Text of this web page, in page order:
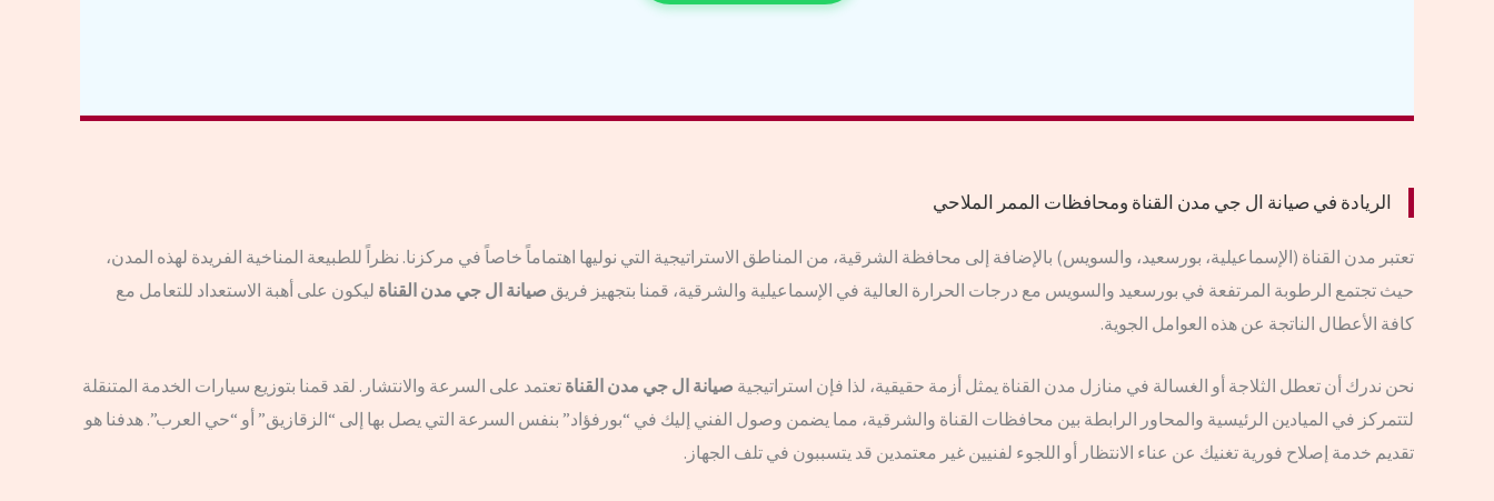
الريادة في صيانة ال جي مدن القناة ومحافظات الممر الملاحي
تعتبر مدن القناة (الإسماعيلية، بورسعيد، والسويس) بالإضافة إلى محافظة الشرقية، من المناطق الاستراتيجية التي نوليها اهتماماً خاصاً في مركزنا. نظراً للطبيعة المناخية الفريدة لهذه المدن،
حيث تجتمع الرطوبة المرتفعة في بورسعيد والسويس مع درجات الحرارة العالية في الإسماعيلية والشرقية، قمنا بتجهيز فريق صيانة ال جي مدن القناة ليكون على أهبة الاستعداد للتعامل مع
كافة الأعطال الناتجة عن هذه العوامل الجوية.
نحن ندرك أن تعطل الثلاجة أو الغسالة في منازل مدن القناة يمثل أزمة حقيقية، لذا فإن استراتيجية صيانة ال جي مدن القناة تعتمد على السرعة والانتشار. لقد قمنا بتوزيع سيارات الخدمة المتنقلة
لتتمركز في الميادين الرئيسية والمحاور الرابطة بين محافظات القناة والشرقية، مما يضمن وصول الفني إليك في “بورفؤاد” بنفس السرعة التي يصل بها إلى “الزقازيق” أو “حي العرب”. هدفنا هو
تقديم خدمة إصلاح فورية تغنيك عن عناء الانتظار أو اللجوء لفنيين غير معتمدين قد يتسببون في تلف الجهاز.